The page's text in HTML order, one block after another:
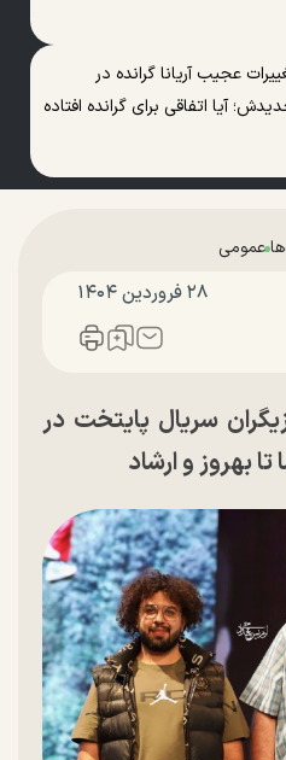
عجیب آریانا گرانده در
آیا اتفاقی برای گرانده افتاده
عمومی
۲۸ فروردين ۱۴۰۴
سریال پایتخت در
بهروز و ارشاد